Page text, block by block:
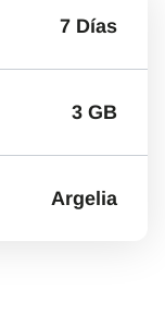
7 Días
3 GB
Argelia